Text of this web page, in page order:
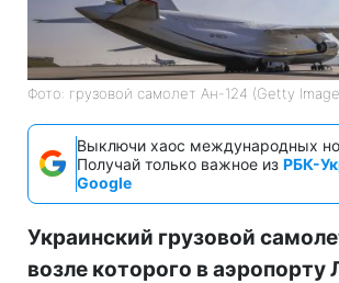
Фото: грузовой самолет Ан-124 (Getty
Выключи хаос международных
Получай только важное из РБК-
Google
Украинский грузовой
возле которого в аэропорту